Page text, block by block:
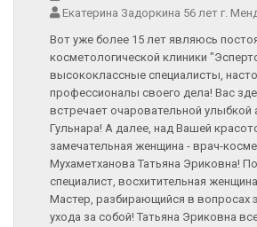
Екатерина Задоркина 56 лет г.
Вот уже более 15 лет являюсь
косметологической клиники
высококлассные специалисты,
профессионалы своего дела! Вас
встречает очаровательной улыбкой
Гульнара! А далее, над Вашей
замечательная женщина - врач-
Мухаметханова Татьяна Эриковна!
специалист, восхитительная
Мастер, разбирающийся в вопросах
ухода за собой! Татьяна Эриковна